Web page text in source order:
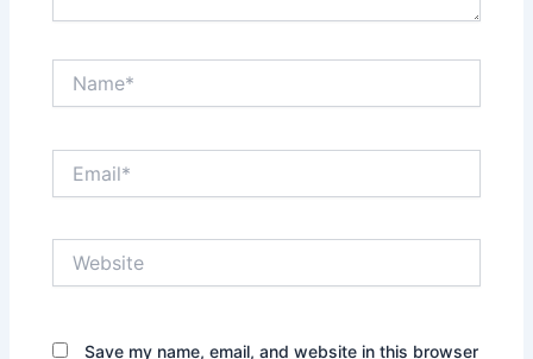
Save my name, email, and website in this browser